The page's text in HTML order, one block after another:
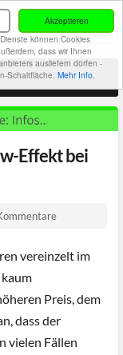
Akzeptieren
können Cookies
dass wir Ihnen
ausliefern dürfen -
Schaltfläche. Mehr Info.
Effekt bei
vereinzelt im
Preis, dem
dass der
vielen Fällen